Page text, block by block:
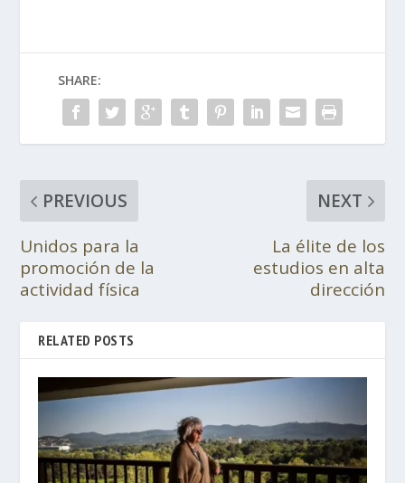
SHARE:
PREVIOUS
Unidos para la
promoción de la
actividad física
NEXT
La élite de los
estudios en alta
dirección
RELATED POSTS